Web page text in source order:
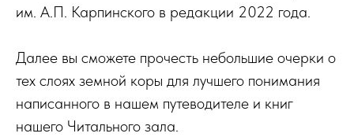
им. А.П. Карпинского в редакции 2022 года.
Далее вы сможете прочесть небольшие очерки о
тех слоях земной коры для лучшего понимания
написанного в нашем путеводителе и книг
нашего Читального зала.